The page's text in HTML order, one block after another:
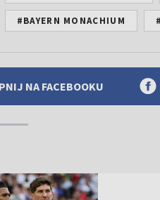
#BAYERN MONACHIUM
NA FACEBOOKU